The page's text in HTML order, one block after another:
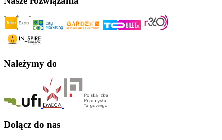
Należymy do
Dołącz do nas